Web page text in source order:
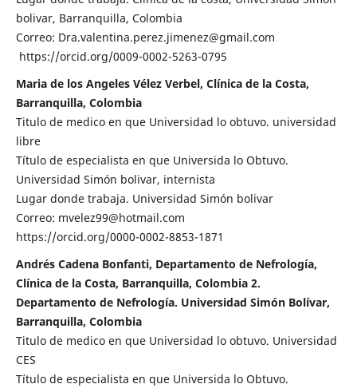
bolivar, Barranquilla, Colombia
Correo: Dra.valentina.perez.jimenez@gmail.com
https://orcid.org/0009-0002-5263-0795
Maria de los Angeles Vélez Verbel, Clínica de la Costa,
Barranquilla, Colombia
Titulo de medico en que Universidad lo obtuvo. universidad
libre
Título de especialista en que Universida lo Obtuvo.
Universidad Simón bolivar, internista
Lugar donde trabaja. Universidad Simón bolivar
Correo: mvelez99@hotmail.com
https://orcid.org/0000-0002-8853-1871
Andrés Cadena Bonfanti, Departamento de Nefrología,
Clínica de la Costa, Barranquilla, Colombia 2.
Departamento de Nefrología. Universidad Simón Bolívar,
Barranquilla, Colombia
Titulo de medico en que Universidad lo obtuvo. Universidad
CES
Título de especialista en que Universida lo Obtuvo.